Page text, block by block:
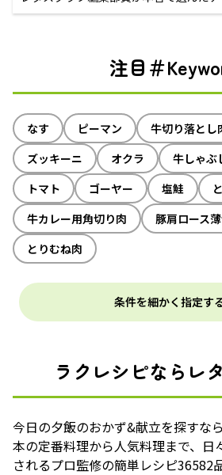
注目＃
なす ピーマン 牛切り落とし
ズッキーニ
オクラ
牛しゃぶ
トマト
ゴーヤー 塩鮭
牛カレー用角切り肉
豚肩ロース
とりむね肉
条件を細かく指定す
ラクレシピならレ
今日の夕飯のおかず&献立を探すな
本の定番料理から人気料理まで、日
されるプロ監修の簡単レシピ36582